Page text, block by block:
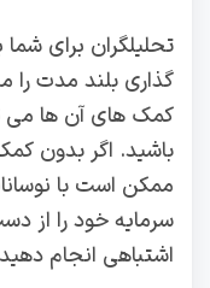
تحلیلگران برای شما
گذاری بلند مدت
کمک های آن ها می
باشید. اگر بدون
ممکن است با
سرمایه خود را از
اشتباهی انجام